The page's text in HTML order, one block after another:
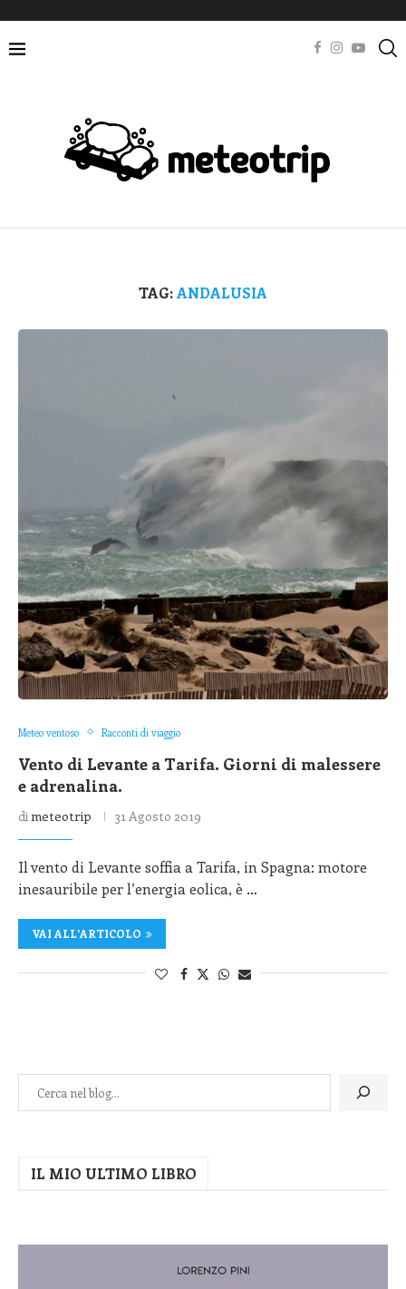
TAG:ANDALUSIA
Meteo ventoso Racconti di viaggio
Vento di Levante a Tarifa. Giorni di malessere
e adrenalina.
dimeteotrip 31 Agosto 2019
Il vento di Levante soffia a Tarifa, in Spagna: motore
inesauribile per l’energia eolica, è …
VAI ALL'ARTICOLO
IL MIO ULTIMO LIBRO